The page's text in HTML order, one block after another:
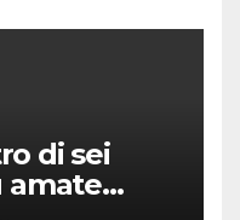
di sei
amate